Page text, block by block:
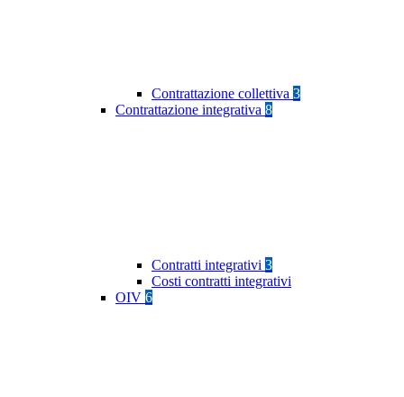
Contrattazione collettiva 3
Contrattazione integrativa 8
Contratti integrativi 3
Costi contratti integrativi
OIV 6